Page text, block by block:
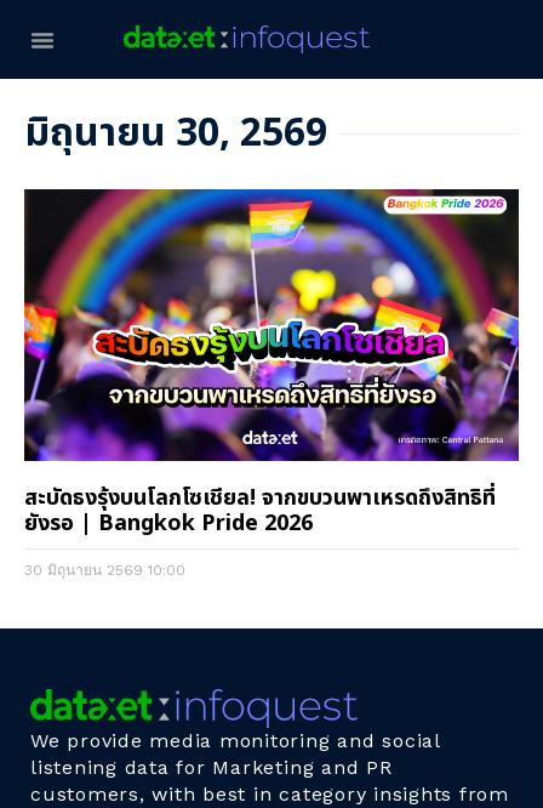
มิถุนายน 30, 2569
สะบัดธงรุ้งบนโลกโซเชียล! จากขบวนพาเหรดถึงสิทธิที่
ยังรอ | Bangkok Pride 2026
30 มิถุนายน 2569 10:00
We provide media monitoring and social
listening data for Marketing and PR
customers, with best in category insights from